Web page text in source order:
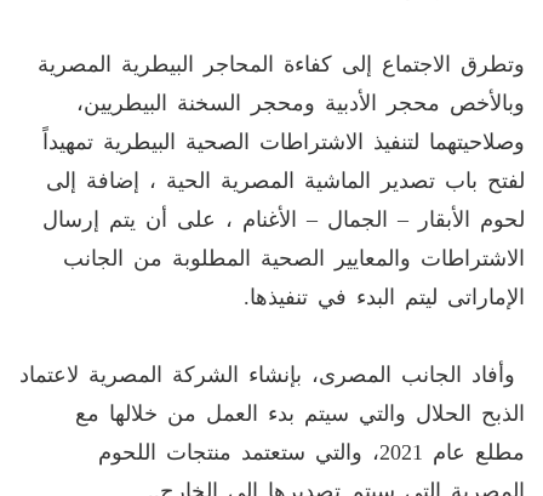
وتطرق الاجتماع إلى كفاءة المحاجر البيطرية المصرية
وبالأخص محجر الأدبية ومحجر السخنة البيطريين،
وصلاحيتهما لتنفيذ الاشتراطات الصحية البيطرية تمهيداً
لفتح باب تصدير الماشية المصرية الحية ، إضافة إلى
لحوم الأبقار – الجمال – الأغنام ، على أن يتم إرسال
الاشتراطات والمعايير الصحية المطلوبة من الجانب
الإماراتى ليتم البدء في تنفيذها.
وأفاد الجانب المصرى، بإنشاء الشركة المصرية لاعتماد
الذبح الحلال والتي سيتم بدء العمل من خلالها مع
مطلع عام 2021، والتي ستعتمد منتجات اللحوم
المصرية التي سيتم تصديرها إلى الخارج..